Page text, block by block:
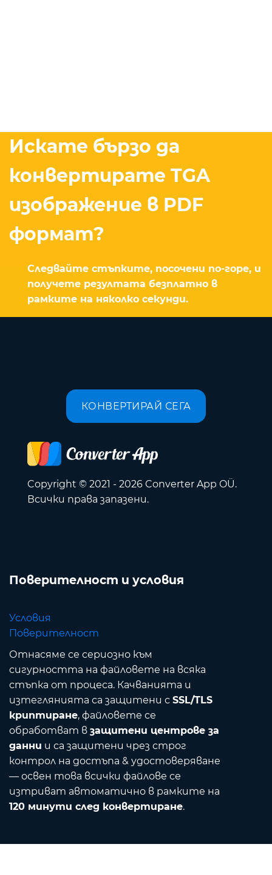
Искате бързо да
конвертирате TGA
изображение в PDF
формат?
Следвайте стъпките, посочени по-горе, и
получете резултата безплатно в
рамките на няколко секунди.
КОНВЕРТИРАЙ СЕГА
Copyright © 2021 - 2026 Converter App OÜ.
Всички права запазени.
Поверителност и условия
Условия
Поверителност
Отнасяме се сериозно към
сигурността на файловете на всяка
стъпка от процеса. Качванията и
изтеглянията са защитени с SSL/TLS
криптиране, файловете се
обработват в защитени центрове за
данни и са защитени чрез строг
контрол на достъпа & удостоверяване
— освен това всички файлове се
изтриват автоматично в рамките на
120 минути след конвертиране.